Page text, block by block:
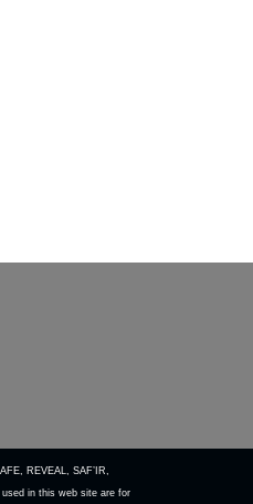
REVEAL, SAF’IR,
in this web site are for